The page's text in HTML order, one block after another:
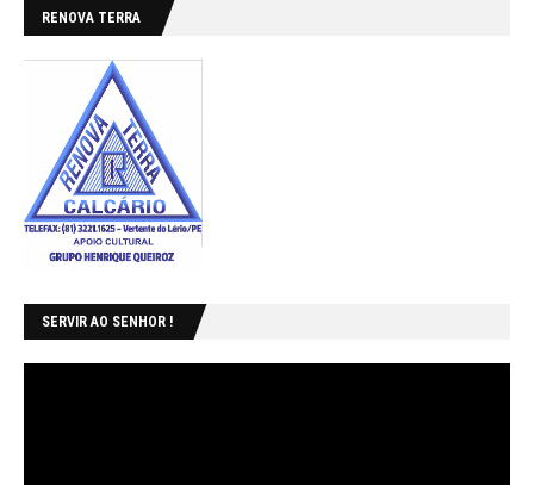
RENOVA TERRA
SERVIR AO SENHOR !